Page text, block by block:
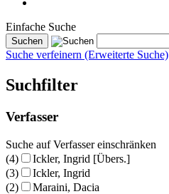
Einfache Suche
Suche verfeinern (Erweiterte Suche)
Suchfilter
Verfasser
Suche auf Verfasser einschränken
(4)
Ickler, Ingrid [Übers.]
(3)
Ickler, Ingrid
(2)
Maraini, Dacia